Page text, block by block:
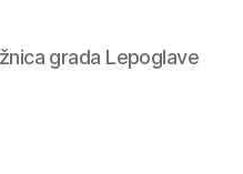
grada Lepoglave